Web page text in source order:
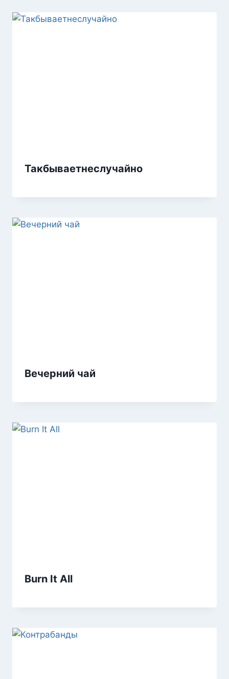
Такбываетнеслучайно
Вечерний чай
Burn It All